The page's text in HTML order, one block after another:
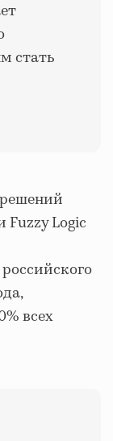
стать
Fuzzy Logic
всех